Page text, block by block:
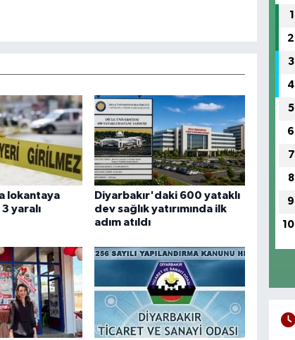
lokantaya
3 yaralı
Diyarbakır'daki 600 yataklı
dev sağlık yatırımında ilk
adım atıldı
1
2
3
4
5
6
7
8
9
10